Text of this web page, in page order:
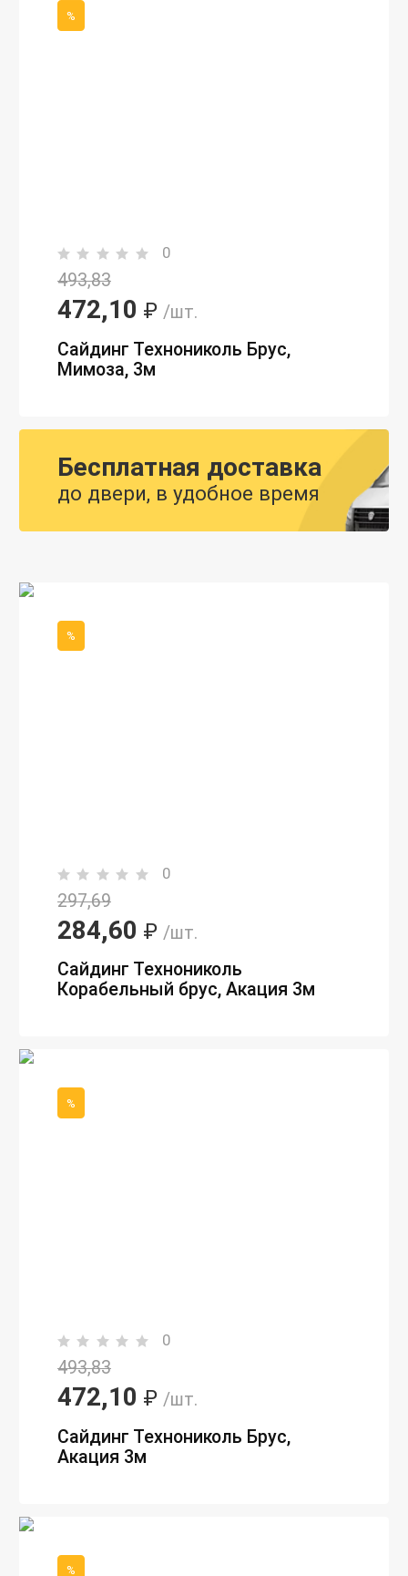
%
0
493,83
472,10 ₽ /шт.
Сайдинг Технониколь Брус,
Мимоза, 3м
%
0
297,69
284,60 ₽ /шт.
Сайдинг Технониколь
Корабельный брус, Акация 3м
%
0
493,83
472,10 ₽ /шт.
Сайдинг Технониколь Брус,
Акация 3м
%
Бесплатная доставка
до двери, в удобное время